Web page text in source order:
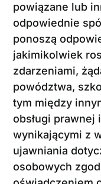
powiązane lub
odpowiednie
ponoszą
jakimikolwiek
zdarzeniami,
powództwa,
tym między
obsługi prawnej
wynikającymi z
ujawniania
osobowych